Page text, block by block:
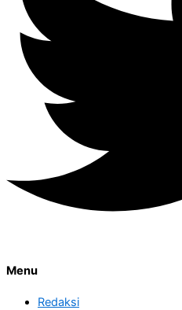
Menu
Redaksi